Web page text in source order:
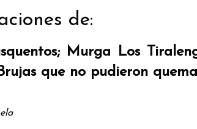
de:
Murga Los
que no pudieron